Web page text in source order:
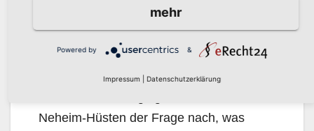
Durch Auswertung vorhandener Zeitungen
zwischen 1918 und 1933 und deren
Verknüpfung mit vor­liegenden Daten im
Bereich Hüstens sowie umfassender
Neheim-Hüsten der Frage nach, was
mehr
Powered by &
Impressum Datenschutzerklärung